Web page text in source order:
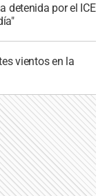
detenida por el ICE
vientos en la